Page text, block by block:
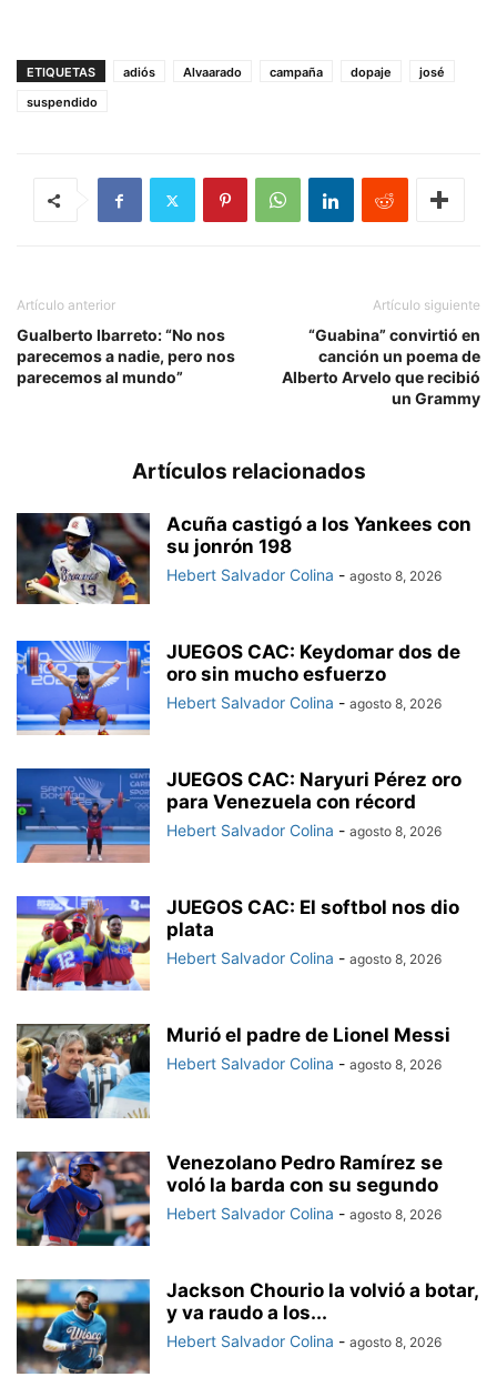
ETIQUETAS adiós Alvaarado campaña dopaje
josé
suspendido
Artículo anterior
Gualberto Ibarreto: “No nos
parecemos a nadie, pero nos
parecemos al mundo”
Artículo siguiente
“Guabina” convirtió en
canción un poema de
Alberto Arvelo que recibió
un Grammy
Artículos relacionados
Acuña castigó a los Yankees con
su jonrón 198
Hebert Salvador Colina - agosto 8, 2026
JUEGOS CAC: Keydomar dos de
oro sin mucho esfuerzo
Hebert Salvador Colina - agosto 8, 2026
JUEGOS CAC: Naryuri Pérez oro
para Venezuela con récord
Hebert Salvador Colina - agosto 8, 2026
JUEGOS CAC: El softbol nos dio
plata
Hebert Salvador Colina - agosto 8, 2026
Murió el padre de Lionel Messi
Hebert Salvador Colina - agosto 8, 2026
Venezolano Pedro Ramírez se
voló la barda con su segundo
Hebert Salvador Colina - agosto 8, 2026
Jackson Chourio la volvió a botar,
y va raudo a los...
Hebert Salvador Colina - agosto 8, 2026